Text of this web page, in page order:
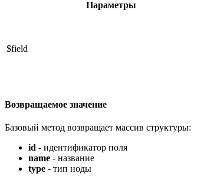
Параметры
$field
Возвращаемое значение
Базовый метод возвращает массив структуры:
id - идентификатор поля
name - название
type - тип ноды